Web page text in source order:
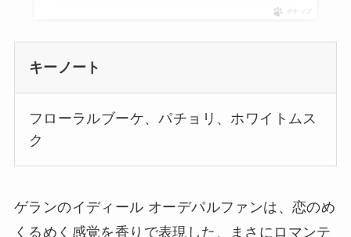
ポチップ
キーノート
フローラルブーケ、パチョリ、ホワイトムス
ク
ゲランのイディール オーデパルファンは、恋のめ
くるめく感覚を香りで表現した、まさにロマンテ